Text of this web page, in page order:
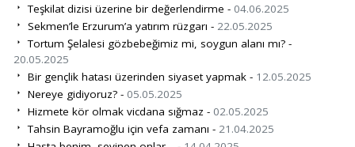
Teşkilat dizisi üzerine bir değerlendirme - 04.06.2025
Sekmen’le Erzurum’a yatırım rüzgarı - 22.05.2025
Tortum Şelalesi gözbebeğimiz mi, soygun alanı mı? -
20.05.2025
Bir gençlik hatası üzerinden siyaset yapmak - 12.05.2025
Nereye gidiyoruz? - 05.05.2025
Hizmete kör olmak vicdana sığmaz - 02.05.2025
Tahsin Bayramoğlu için vefa zamanı - 21.04.2025